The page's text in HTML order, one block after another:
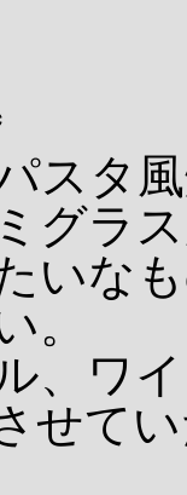
スタ
グラ
なも
。
、ワ
せて